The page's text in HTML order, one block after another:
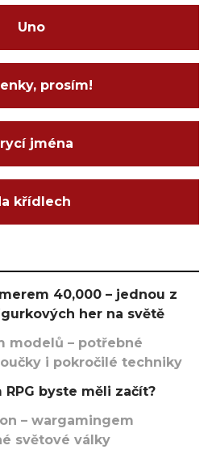
Uno
prosím!
jména
křídlech
40,000 – jednou z
her na světě
modelů – potřebné
i pokročilé techniky
byste měli začít?
– wargamingem
světové války